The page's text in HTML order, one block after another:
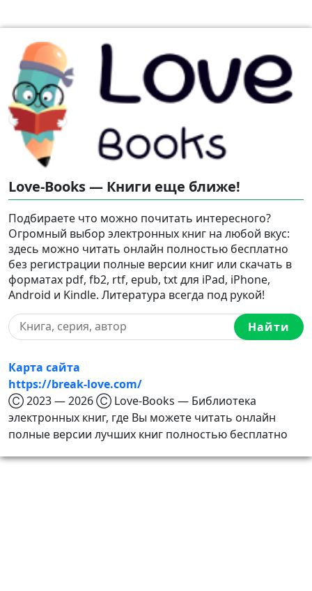
Love-Books — Книги еще ближе!
Подбираете что можно почитать интересного?
Огромный выбор электронных книг на любой вкус:
здесь можно читать онлайн полностью бесплатно
без регистрации полные версии книг или скачать в
форматах pdf, fb2, rtf, epub, txt для iPad, iPhone,
Android и Kindle. Литература всегда под рукой!
Найти
Карта сайта
https://break-love.com/
Ⓒ 2023 — 2026 Ⓒ Love-Books — Библиотека
электронных книг, где Вы можете читать онлайн
полные версии лучших книг полностью бесплатно